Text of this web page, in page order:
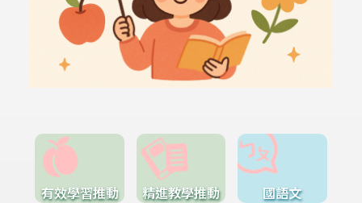
有效學習推動 精進教學推動 國語文